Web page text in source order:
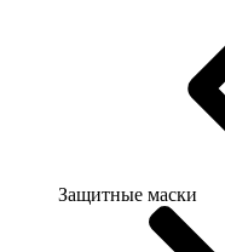
Защитные маски